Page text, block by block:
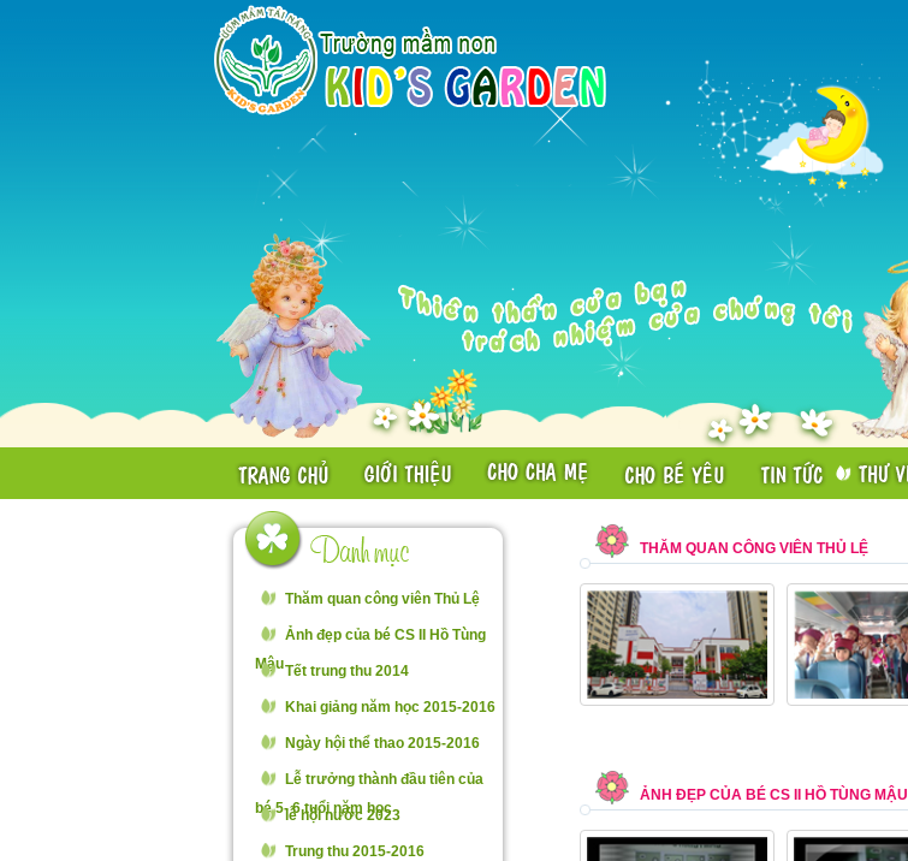
Thăm quan công viên Thủ Lệ
Ảnh đẹp của bé CS II Hồ Tùng
MậuTết trung thu 2014
Khai giảng năm học 2015-2016
Ngày hội thể thao 2015-2016
Lễ trưởng thành đầu tiên của
bé 5- 6 tuổi năm học
lễ hội nước 2023
Trung thu 2015-2016
THĂM QUAN CÔNG VIÊN THỦ LỆ
ẢNH ĐẸP CỦA BÉ CS II HỒ TÙNG MẬU